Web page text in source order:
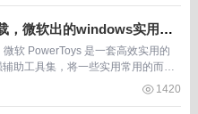
，微软出的windows实用工
软 PowerToys 是一套高效实用的
助工具集，将一些实用常用的而win
能都统一集成在工具中，PowerToy
1420